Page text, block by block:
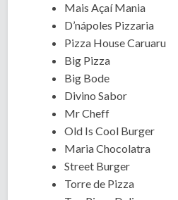
Mais Açaí Mania
D’nápoles Pizzaria
Pizza House Caruaru
Big Pizza
Big Bode
Divino Sabor
Mr Cheff
Old Is Cool Burger
Maria Chocolatra
Street Burger
Torre de Pizza